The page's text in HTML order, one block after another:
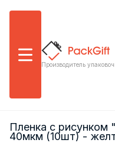
Меню
Производитель
Пленка с
40мкм (10шт) -